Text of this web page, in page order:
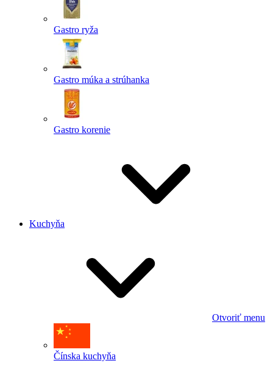
Gastro ryža
Gastro múka a strúhanka
Gastro korenie
Kuchyňa
Otvoriť menu
Čínska kuchyňa